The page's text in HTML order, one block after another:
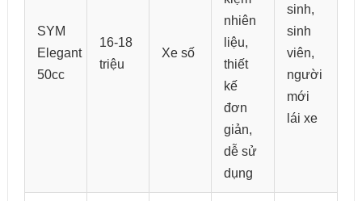
SYM
Elegant
50cc
16-18
triệu
Xe số
nhiên
liệu,
thiết
kế
đơn
giản,
dễ sử
dụng
sinh,
sinh
viên,
người
mới
lái xe